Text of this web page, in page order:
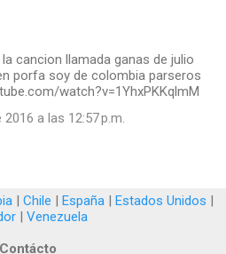
cancion llamada ganas de julio
porfa soy de colombia parseros
watch?v=1YhxPKKqlmM
a las 12:57 p.m.
| Chile | España| Estados Unidos |
| Venezuela
Contácto